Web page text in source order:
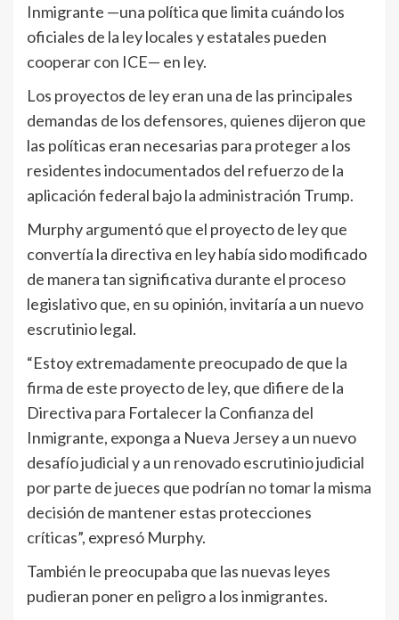
Inmigrante —una política que limita cuándo los
oficiales de la ley locales y estatales pueden
cooperar con ICE— en ley.
Los proyectos de ley eran una de las principales
demandas de los defensores, quienes dijeron que
las políticas eran necesarias para proteger a los
residentes indocumentados del refuerzo de la
aplicación federal bajo la administración Trump.
Murphy argumentó que el proyecto de ley que
convertía la directiva en ley había sido modificado
de manera tan significativa durante el proceso
legislativo que, en su opinión, invitaría a un nuevo
escrutinio legal.
“Estoy extremadamente preocupado de que la
firma de este proyecto de ley, que difiere de la
Directiva para Fortalecer la Confianza del
Inmigrante, exponga a Nueva Jersey a un nuevo
desafío judicial y a un renovado escrutinio judicial
por parte de jueces que podrían no tomar la misma
decisión de mantener estas protecciones
críticas”, expresó Murphy.
También le preocupaba que las nuevas leyes
pudieran poner en peligro a los inmigrantes.